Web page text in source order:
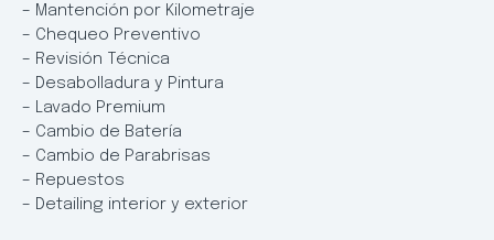
– Mantención por Kilometraje
– Chequeo Preventivo
– Revisión Técnica
– Desabolladura y Pintura
– Lavado Premium
– Cambio de Batería
– Cambio de Parabrisas
– Repuestos
– Detailing interior y exterior